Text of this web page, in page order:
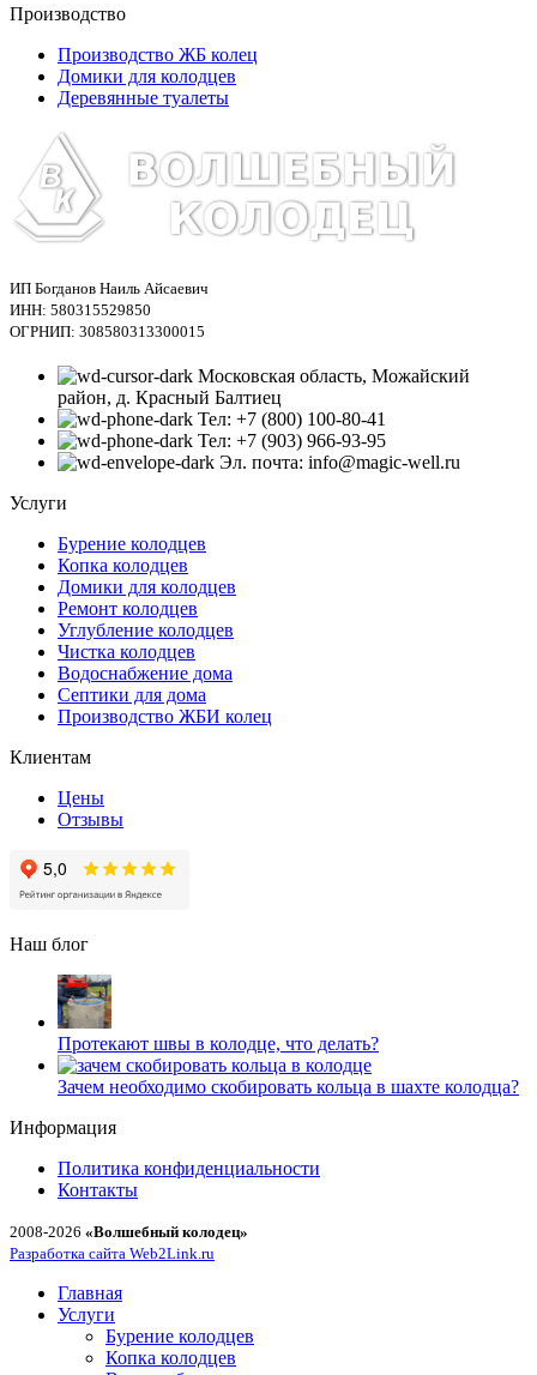
Производство
Производство ЖБ колец
Домики для колодцев
Деревянные туалеты
ИП Богданов Наиль Айсаевич
ИНН: 580315529850
ОГРНИП: 308580313300015
Московская область, Можайский
район, д. Красный Балтиец
Тел: +7 (800) 100-80-41
Тел: +7 (903) 966-93-95
Эл. почта: info@magic-well.ru
Услуги
Бурение колодцев
Копка колодцев
Домики для колодцев
Ремонт колодцев
Углубление колодцев
Чистка колодцев
Водоснабжение дома
Септики для дома
Производство ЖБИ колец
Клиентам
Цены
Отзывы
Наш блог
Протекают швы в колодце, что делать?
Зачем необходимо скобировать кольца в шахте колодца?
Информация
Политика конфиденциальности
Контакты
2008-2026 «Волшебный колодец»
Разработка сайта Web2Link.ru
Главная
Услуги
Бурение колодцев
Копка колодцев